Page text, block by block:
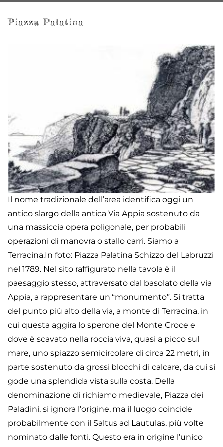
Piazza Palatina
Il nome tradizionale dell’area identifica oggi un
antico slargo della antica Via Appia sostenuto da
una massiccia opera poligonale, per probabili
operazioni di manovra o stallo carri. Siamo a
Terracina.In foto: Piazza Palatina Schizzo del Labruzzi
nel 1789. Nel sito raffigurato nella tavola è il
paesaggio stesso, attraversato dal basolato della via
Appia, a rappresentare un “monumento”. Si tratta
del punto più alto della via, a monte di Terracina, in
cui questa aggira lo sperone del Monte Croce e
dove è scavato nella roccia viva, quasi a picco sul
mare, uno spiazzo semicircolare di circa 22 metri, in
parte sostenuto da grossi blocchi di calcare, da cui si
gode una splendida vista sulla costa. Della
denominazione di richiamo medievale, Piazza dei
Paladini, si ignora l’origine, ma il luogo coincide
probabilmente con il Saltus ad Lautulas, più volte
nominato dalle fonti. Questo era in origine l’unico